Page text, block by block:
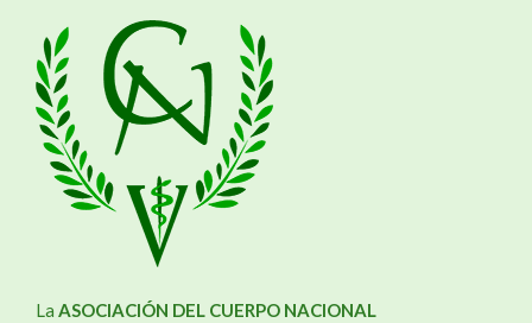
La ASOCIACIÓN DEL CUERPO NACIONAL